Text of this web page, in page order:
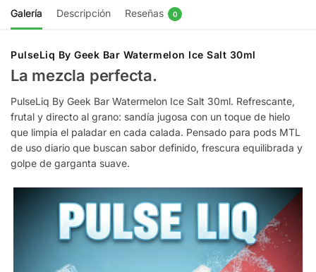
Galería Descripción Reseñas 0
PulseLiq By Geek Bar Watermelon Ice Salt 30ml
La mezcla perfecta.
PulseLiq By Geek Bar Watermelon Ice Salt 30ml. Refrescante,
frutal y directo al grano: sandía jugosa con un toque de hielo
que limpia el paladar en cada calada. Pensado para pods MTL
de uso diario que buscan sabor definido, frescura equilibrada y
golpe de garganta suave.